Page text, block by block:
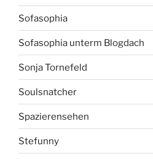
Sofasophia
Sofasophia unterm Blogdach
Sonja Tornefeld
Soulsnatcher
Spazierensehen
Stefunny